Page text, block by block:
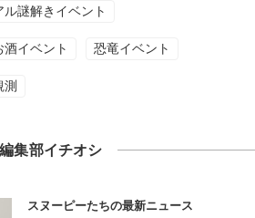
ル謎解きイベント
酒イベント 恐竜イベント
編集部イチオシ
スヌーピーたちの最新ニュース